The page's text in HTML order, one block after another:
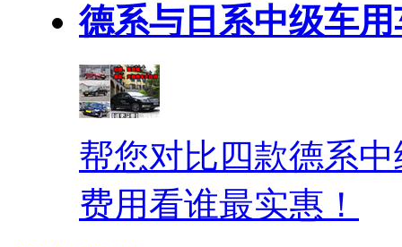
德系与日系中级车
帮您对比四款德系
费用看谁最实惠！